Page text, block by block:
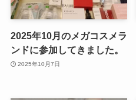
2025年10月のメガコスメラ
ンドに参加してきました。
2025年10月7日